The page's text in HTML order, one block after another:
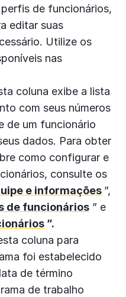
de funcionários,
editar suas
Utilize os
nas
coluna exibe a lista
com seus números
de um funcionário
dados. Para obter
como configurar e
consulte os
e informações ”,
de funcionários ” e
”.
coluna para
foi estabelecido
de término
de trabalho